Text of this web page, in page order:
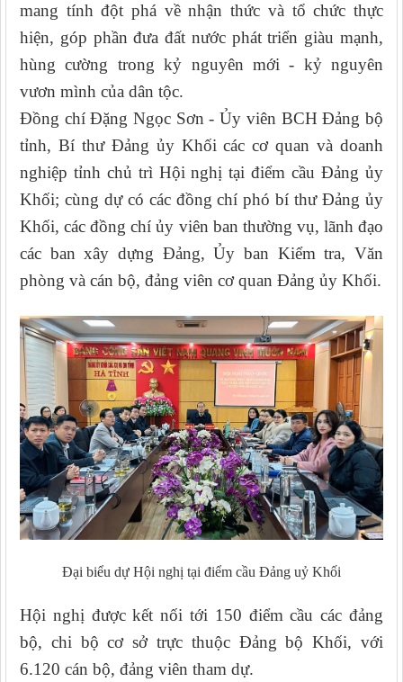
mang tính đột phá về nhận thức và tổ chức thực
hiện, góp phần đưa đất nước phát triển giàu mạnh,
hùng cường trong kỷ nguyên mới - kỷ nguyên
vươn mình của dân tộc.
Đồng chí Đặng Ngọc Sơn - Ủy viên BCH Đảng bộ
tỉnh, Bí thư Đảng ủy Khối các cơ quan và doanh
nghiệp tỉnh chủ trì Hội nghị tại điểm cầu Đảng ủy
Khối; cùng dự có các đồng chí phó bí thư Đảng ủy
Khối, các đồng chí ủy viên ban thường vụ, lãnh đạo
các ban xây dựng Đảng, Ủy ban Kiểm tra, Văn
phòng và cán bộ, đảng viên cơ quan Đảng ủy Khối.
Đại biểu dự Hội nghị tại điểm cầu Đảng uỷ Khối
Hội nghị được kết nối tới 150 điểm cầu các đảng
bộ, chi bộ cơ sở trực thuộc Đảng bộ Khối, với
6.120 cán bộ, đảng viên tham dự.